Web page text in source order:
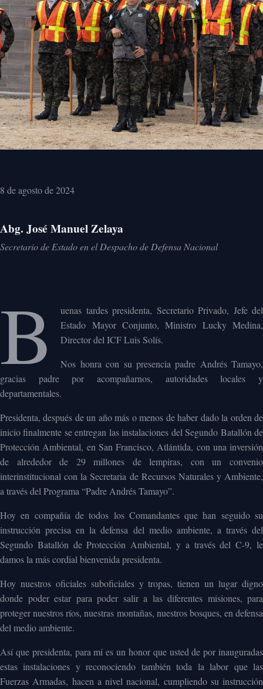
8 de agosto de 2024
Abg. José Manuel Zelaya
Secretario de Estado en el Despacho de Defensa Nacional
B
uenas tardes presidenta, Secretario Privado, Jefe del
Estado Mayor Conjunto, Ministro Lucky Medina,
Director del ICF Luis Solís.
Nos honra con su presencia padre Andrés Tamayo,
gracias padre por acompañarnos, autoridades locales y
departamentales.
Presidenta, después de un año más o menos de haber dado la orden de
inicio finalmente se entregan las instalaciones del Segundo Batallón de
Protección Ambiental, en San Francisco, Atlántida, con una inversión
de alrededor de 29 millones de lempiras, con un convenio
interinstitucional con la Secretaria de Recursos Naturales y Ambiente,
a través del Programa “Padre Andrés Tamayo”.
Hoy en compañía de todos los Comandantes que han seguido su
instrucción precisa en la defensa del medio ambiente, a través del
Segundo Batallón de Protección Ambiental, y a través del C-9, le
damos la más cordial bienvenida presidenta.
Hoy nuestros oficiales suboficiales y tropas, tienen un lugar digno
donde poder estar para poder salir a las diferentes misiones, para
proteger nuestros ríos, nuestras montañas, nuestros bosques, en defensa
del medio ambiente.
Así que presidenta, para mí es un honor que usted de por inauguradas
estas instalaciones y reconociendo también toda la labor que las
Fuerzas Armadas, hacen a nivel nacional, cumpliendo su instrucción